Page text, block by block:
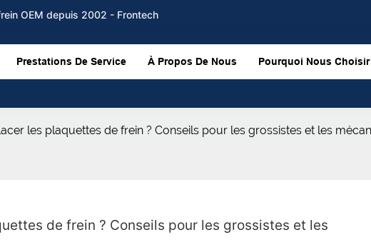
OEM depuis 2002 - Frontech
Prestations De Service À Propos De Nous Pourquoi Nous Choisir
les plaquettes de frein ? Conseils pour les grossistes et les
de frein ? Conseils pour les grossistes et les